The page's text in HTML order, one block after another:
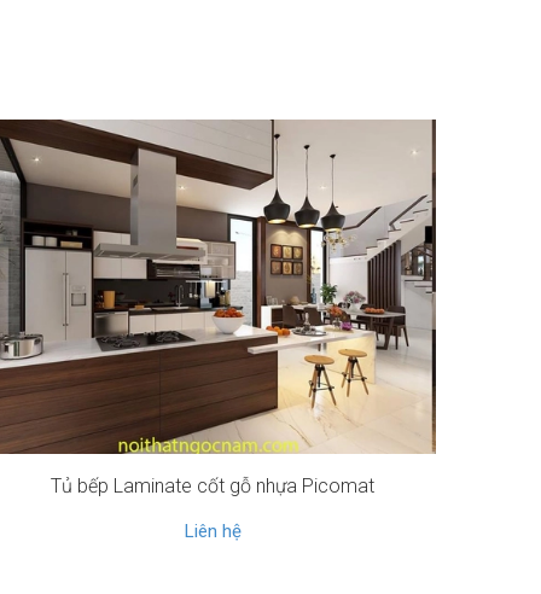
Tủ bếp Laminate cốt gỗ nhựa Picomat
Liên hệ